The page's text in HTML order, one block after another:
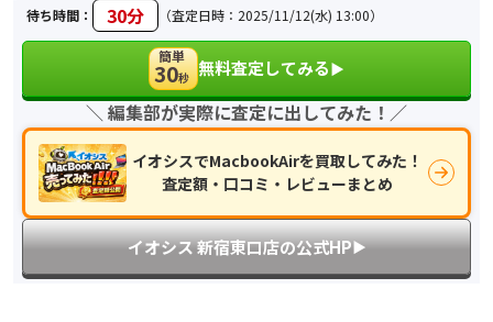
待ち時間： 30分 （査定日時：2025/11/12(水) 13:00）
簡単
30秒 無料査定してみる▶︎
イオシス 新宿東口店の公式HP▶︎
＼ 編集部が実際に査定に出してみた！／
イオシスでMacbookAirを買取してみた！
査定額・口コミ・レビューまとめ